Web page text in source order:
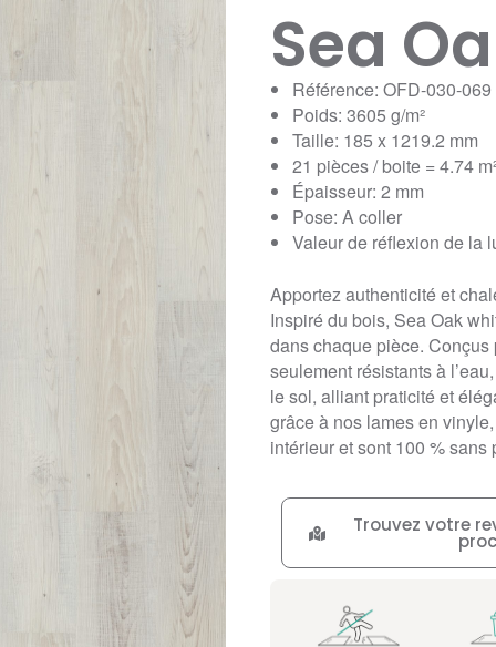
Sea
Référence: OFD-030-069
Poids: 3605 g/m²
Taille: 185 x 1219.2 mm
21 pièces / boite = 4.74
Épaisseur: 2 mm
Pose: A coller
Valeur de réflexion de la
Apportez authenticité et
Inspiré du bois, Sea Oak
dans chaque pièce.
seulement résistants à
le sol, alliant praticité et
grâce à nos lames en
intérieur et sont 100 % sans
Trouvez votre